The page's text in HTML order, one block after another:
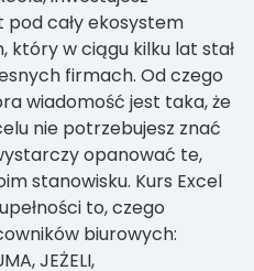
cały ekosystem
który w ciągu kilku lat stał
firmach. Od czego
wiadomość jest taka, że
nie potrzebujesz znać
opanować te,
stanowisku. Kurs Excel
to, czego
biurowych:
JEŻELI,